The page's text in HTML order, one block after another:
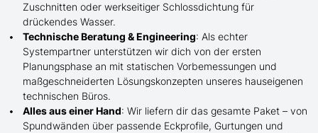
Zuschnitten oder werkseitiger Schlossdichtung für
drückendes Wasser.
Technische Beratung & Engineering: Als echter
Systempartner unterstützen wir dich von der ersten
Planungsphase an mit statischen Vorbemessungen und
maßgeschneiderten Lösungskonzepten unseres hauseigenen
technischen Büros.
Alles aus einer Hand: Wir liefern dir das gesamte Paket – von
Spundwänden über passende Eckprofile, Gurtungen und